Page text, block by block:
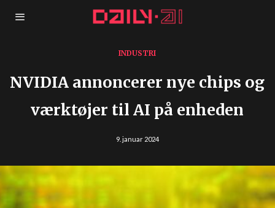
INDUSTRI
NVIDIA annoncerer nye chips og
værktøjer til AI på enheden
9. januar 2024